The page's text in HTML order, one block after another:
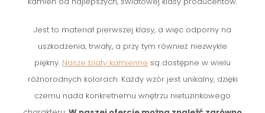
Jest to materiał pierwszej klasy, a więc odporny na
uszkodzenia, trwały, a przy tym również niezwykle
piękny. Nasze blaty kamienne są dostępne w wielu
różnorodnych kolorach. Każdy wzór jest unikalny, dzięki
czemu nada konkretnemu wnętrzu nietuzinkowego